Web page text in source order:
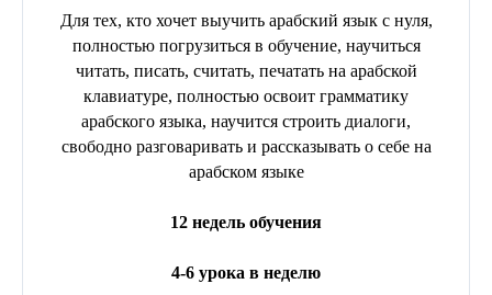
Для тех, кто хочет выучить арабский язык с нуля,
полностью погрузиться в обучение, научиться
читать, писать, считать, печатать на арабской
клавиатуре, полностью освоит грамматику
арабского языка, научится строить диалоги,
свободно разговаривать и рассказывать о себе на
арабском языке
12 недель обучения
4-6 урока в неделю